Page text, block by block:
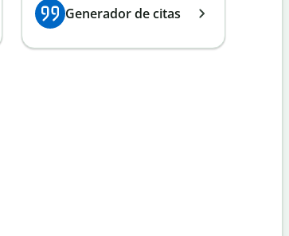
Generador de citas